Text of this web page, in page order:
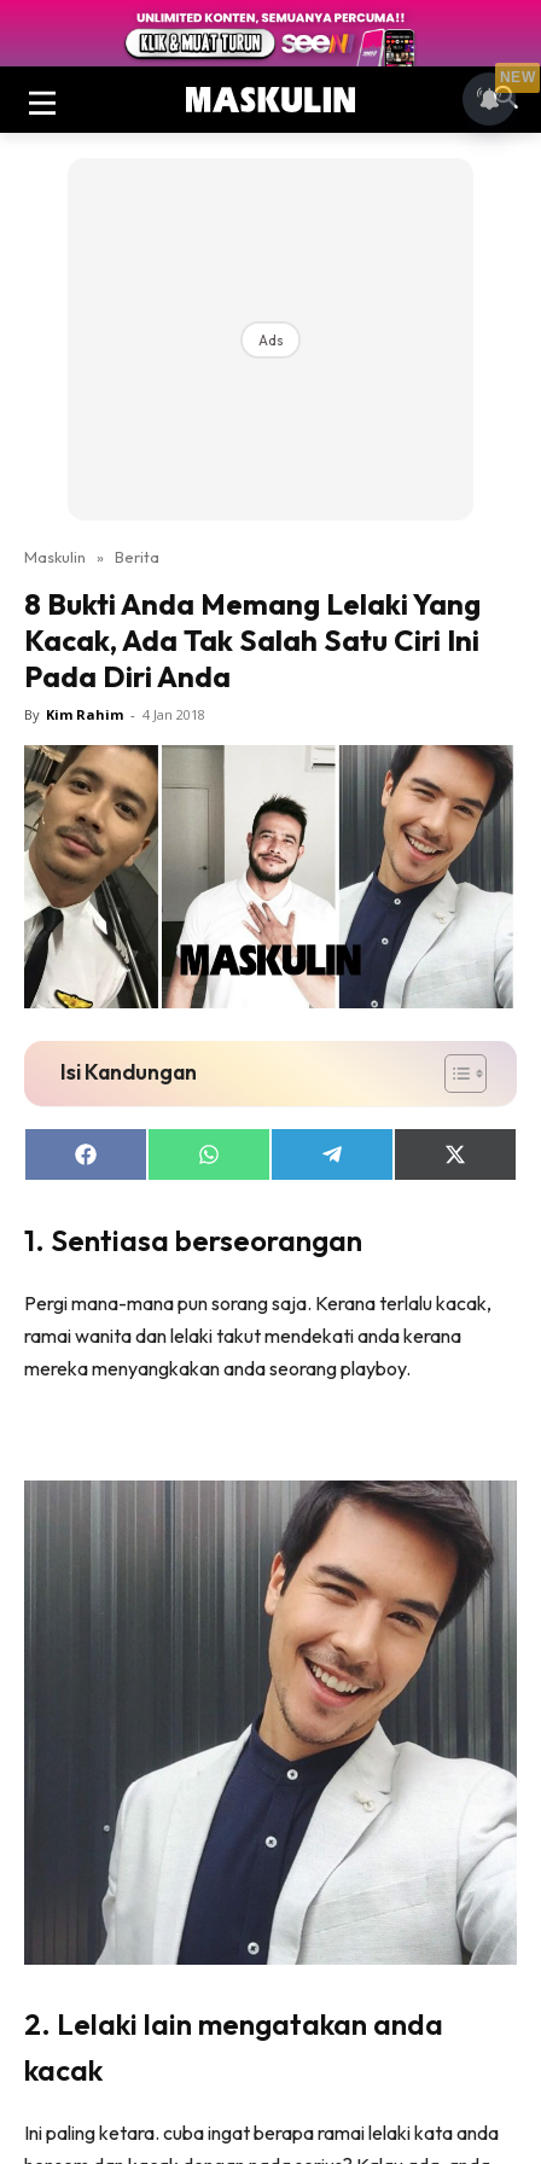
Ads
Maskulin » Berita
8 Bukti Anda Memang Lelaki Yang
Kacak, Ada Tak Salah Satu Ciri Ini
Pada Diri Anda
By Kim Rahim - 4 Jan 2018
Isi Kandungan
Share
on
Share
on
Share
on
Share
on
1. Sentiasa berseorangan
Pergi mana-mana pun sorang saja. Kerana terlalu kacak,
ramai wanita dan lelaki takut mendekati anda kerana
mereka menyangkakan anda seorang playboy.
2. Lelaki lain mengatakan anda
kacak
Ini paling ketara. cuba ingat berapa ramai lelaki kata anda
NEW